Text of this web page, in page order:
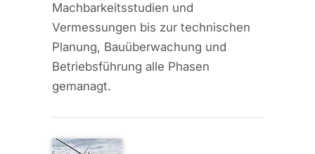
Machbarkeitsstudien und
Vermessungen bis zur technischen
Planung, Bauüberwachung und
Betriebsführung alle Phasen
gemanagt.